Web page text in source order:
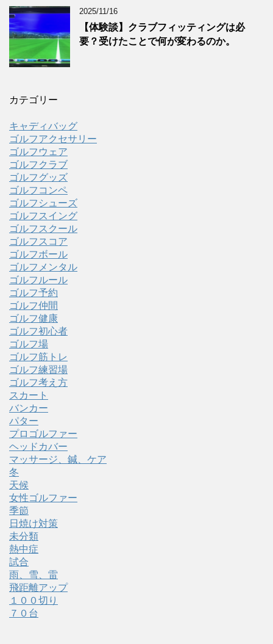
2025/11/16
【体験談】クラブフィッティングは必
要？受けたことで何が変わるのか。
カテゴリー
キャディバッグ
ゴルフアクセサリー
ゴルフウェア
ゴルフクラブ
ゴルフグッズ
ゴルフコンペ
ゴルフシューズ
ゴルフスイング
ゴルフスクール
ゴルフスコア
ゴルフボール
ゴルフメンタル
ゴルフルール
ゴルフ予約
ゴルフ仲間
ゴルフ健康
ゴルフ初心者
ゴルフ場
ゴルフ筋トレ
ゴルフ練習場
ゴルフ考え方
スカート
バンカー
パター
プロゴルファー
ヘッドカバー
マッサージ、鍼、ケア
冬
天候
女性ゴルファー
季節
日焼け対策
未分類
熱中症
試合
雨、雪、雷
飛距離アップ
１００切り
７０台